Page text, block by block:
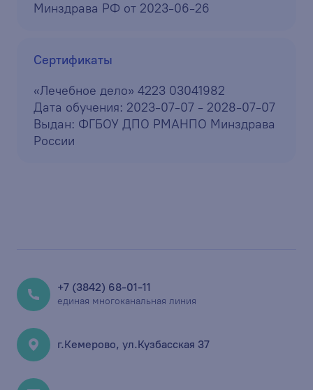
Минздрава РФ от 2023-06-26
Сертификаты
«Лечебное дело» 4223 03041982
Дата обучения: 2023-07-07 - 2028-07-07
Выдан: ФГБОУ ДПО РМАНПО Минздрава
России
+7 (3842) 68-01-11
единая многоканальная линия
г.Кемерово, ул.Кузбасская 37